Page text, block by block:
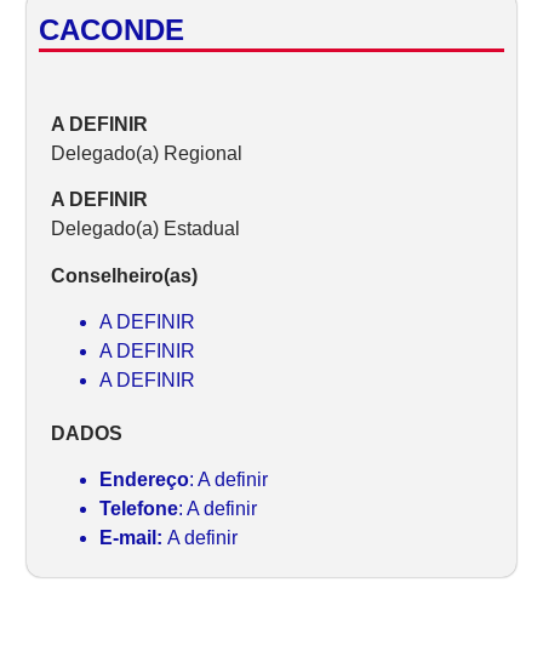
CACONDE
A DEFINIR
Delegado(a) Regional
A DEFINIR
Delegado(a) Estadual
Conselheiro(as)
A DEFINIR
A DEFINIR
A DEFINIR
DADOS
Endereço: A definir
Telefone: A definir
E-mail: A definir